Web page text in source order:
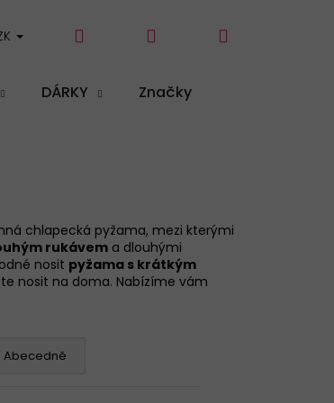
DÁRKY Značky
Přihlášení
chlapecká pyžama, mezi kterými
rukávem a dlouhými
nosit pyžama s krátkým
nosit na doma. Nabízíme vám
Abecedně